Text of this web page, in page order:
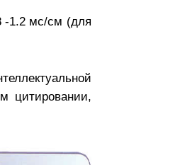
-1.2 мс/см (для
цитировании,